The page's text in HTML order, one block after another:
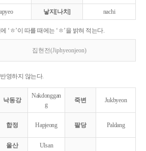
낳지[나치] nachi
‘ㅎ’이 따를 때에는 ‘ㅎ’을 밝혀 적는다.
집현전(Jiphyeonjeon)
영하지 않는다.
낙동강
Nakdonggan
g
죽변 Jukbyeon
합정 Hapjeong 팔당 Paldang
울산 Ulsan